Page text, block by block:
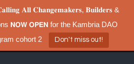
𝐀𝐥𝐥 𝐂𝐡𝐚𝐧𝐠𝐞𝐦𝐚𝐤𝐞𝐫𝐬, 𝐁𝐮𝐢𝐥𝐝𝐞𝐫𝐬 &
𝗡𝗢𝗪 𝗢𝗣𝗘𝗡 for the Kambria DAO
cohort 2
Don't miss out!